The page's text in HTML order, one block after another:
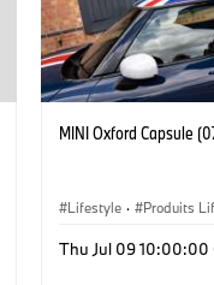
MINI Oxford Capsule
Lifestyle · Produits
Thu Jul 09 10:00:00